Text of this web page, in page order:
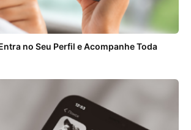
no Seu Perfil e Acompanhe Toda